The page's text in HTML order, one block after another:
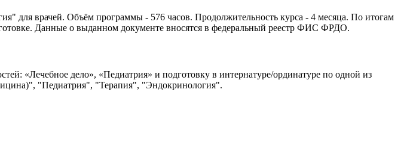
для врачей. Объём программы - 576 часов. Продолжительность курса - 4 месяца. По итогам
Данные о выданном документе вносятся в федеральный реестр ФИС ФРДО.
«Лечебное дело», «Педиатрия» и подготовку в интернатуре/ординатуре по одной из
"Педиатрия", "Терапия", "Эндокринология".